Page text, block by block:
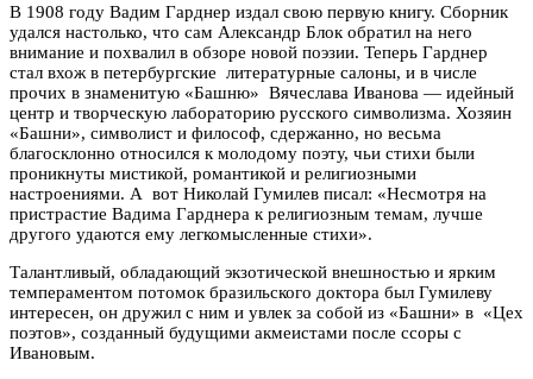
В 1908 году Вадим Гарднер издал свою первую книгу. Сборник
удался настолько, что сам Александр Блок обратил на него
внимание и похвалил в обзоре новой поэзии. Теперь Гарднер
стал вхож в петербургские литературные салоны, и в числе
прочих в знаменитую «Башню» Вячеслава Иванова — идейный
центр и творческую лабораторию русского символизма. Хозяин
«Башни», символист и философ, сдержанно, но весьма
благосклонно относился к молодому поэту, чьи стихи были
проникнуты мистикой, романтикой и религиозными
настроениями. А вот Николай Гумилев писал: «Несмотря на
пристрастие Вадима Гарднера к религиозным темам, лучше
другого удаются ему легкомысленные стихи».
Талантливый, обладающий экзотической внешностью и ярким
темпераментом потомок бразильского доктора был Гумилеву
интересен, он дружил с ним и увлек за собой из «Башни» в «Цех
поэтов», созданный будущими акмеистами после ссоры с
Ивановым.